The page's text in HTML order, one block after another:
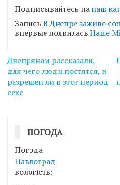
Подписывайтесь на наш
Запись В Днепре заживо
впервые появилась Наше
Навігація
записів
Днепрянам рассказали,
для чего люди постятся, и
разрешен ли в этот период
секс
ПОГОДА
Погода
Павлоград
вологість: